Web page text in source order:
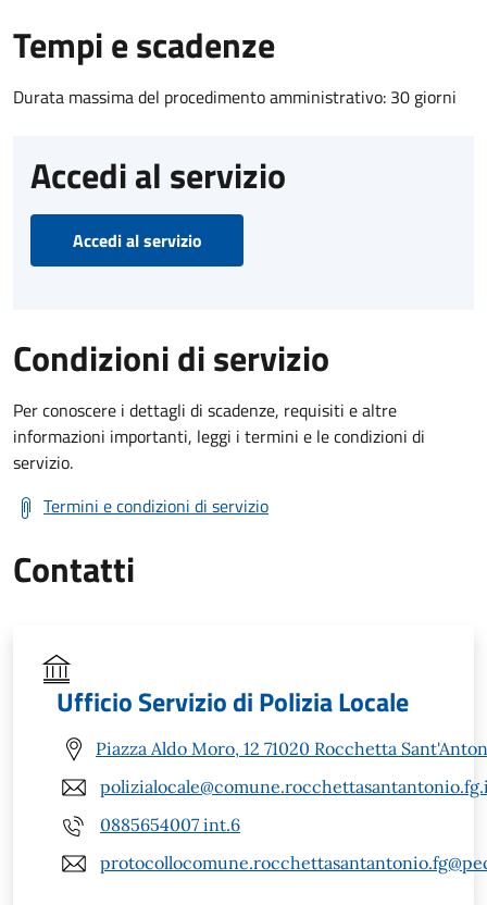
Tempi e scadenze
Durata massima del procedimento amministrativo: 30 giorni
Accedi al servizio
Accedi al servizio
Condizioni di servizio
Per conoscere i dettagli di scadenze, requisiti e altre
informazioni importanti, leggi i termini e le condizioni di
servizio.
Termini e condizioni di servizio
Contatti
Ufficio Servizio di Polizia Locale
Piazza Aldo Moro, 12 71020 Rocchetta
0885654007 int.6